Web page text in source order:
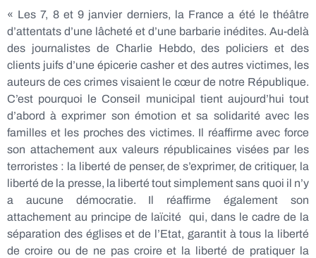
« Les 7, 8 et 9 janvier derniers, la France a été le théâtre
d’attentats d’une lâcheté et d’une barbarie inédites. Au-delà
des journalistes de Charlie Hebdo, des policiers et des
clients juifs d’une épicerie casher et des autres victimes, les
auteurs de ces crimes visaient le cœur de notre République.
C’est pourquoi le Conseil municipal tient aujourd’hui tout
d’abord à exprimer son émotion et sa solidarité avec les
familles et les proches des victimes. Il réaffirme avec force
son attachement aux valeurs républicaines visées par les
terroristes : la liberté de penser, de s’exprimer, de critiquer, la
liberté de la presse, la liberté tout simplement sans quoi il n’y
a aucune démocratie. Il réaffirme également son
attachement au principe de laïcité qui, dans le cadre de la
séparation des églises et de l’Etat, garantit à tous la liberté
de croire ou de ne pas croire et la liberté de pratiquer la